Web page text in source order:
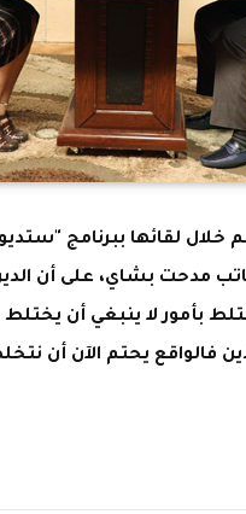
لقائها ببرنامج
مدحت بشاي، على أن
بأمور لا ينبغي أن
فالواقع يحتم الآن